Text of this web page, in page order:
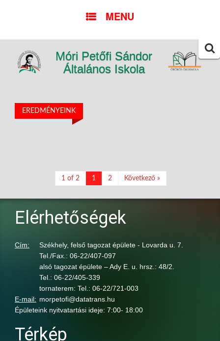
MENU
Móri Petőfi Sándor
Általános Iskola
EREDMÉNYEINK
1 of 2 1 2 Következő »
Elérhetőségek
Cím:
Székhely, felső tagozat épülete - Lovarda u. 7.
Tel./Fax.: 06-22/407-097
alsó tagozat épülete – Ady E. u. hrsz.: 48/2.
Tel.: 06-22/405-339
tornaterem: Tel.: 06-22/721-003
E-mail: morpetofi@datatrans.hu
Épületeink nyitvatartási ideje: 7:00- 18:00
Térkép